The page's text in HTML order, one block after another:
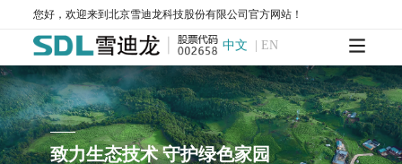
您好，欢迎来到北京雪迪龙科技股份有限公司官方网站！
中文 | EN
科学仪器
飞行时间二次离子质谱仪
SurfaceSeer I-飞行时间二次离子质谱仪
SurfaceSeer S-飞行时间二次离子质谱仪
飞行时间质谱仪
PTR-TOF 4000-质子转移反应飞行时间质谱仪
PTR-TOF 4000c-质子转移反应飞行时间质谱仪
致力生态技术 守护绿色家园
北京打造高端科学仪器创新高地 雪迪龙立科学仪器创新潮头
2025-04-07
深耕30载，KORE质谱技术的突破与蜕变！2025-08-04
雪迪龙荣获“北京市模范集体”称号2025-04-30
17
2023-04
北京雪迪龙科技股份有限公司宣传片
公司宣传片